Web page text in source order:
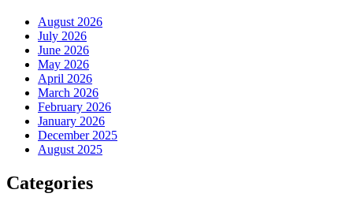
August 2026
July 2026
June 2026
May 2026
April 2026
March 2026
February 2026
January 2026
December 2025
August 2025
Categories